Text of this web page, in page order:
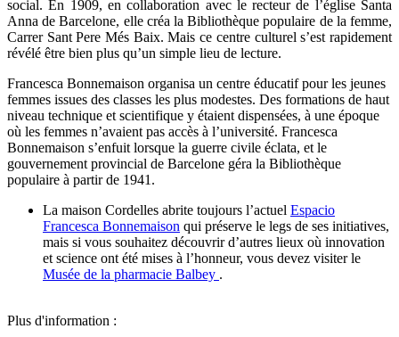
social. En 1909, en collaboration avec le recteur de l’église Santa
Anna de Barcelone, elle créa la Bibliothèque populaire de la femme,
Carrer Sant Pere Més Baix. Mais ce centre culturel s’est rapidement
révélé être bien plus qu’un simple lieu de lecture.
Francesca Bonnemaison organisa un centre éducatif pour les jeunes
femmes issues des classes les plus modestes. Des formations de haut
niveau technique et scientifique y étaient dispensées, à une époque
où les femmes n’avaient pas accès à l’université. Francesca
Bonnemaison s’enfuit lorsque la guerre civile éclata, et le
gouvernement provincial de Barcelone géra la Bibliothèque
populaire à partir de 1941.
La maison Cordelles abrite toujours l’actuel Espacio
Francesca Bonnemaison qui préserve le legs de ses initiatives,
mais si vous souhaitez découvrir d’autres lieux où innovation
et science ont été mises à l’honneur, vous devez visiter le
Musée de la pharmacie Balbey .
Plus d'information :